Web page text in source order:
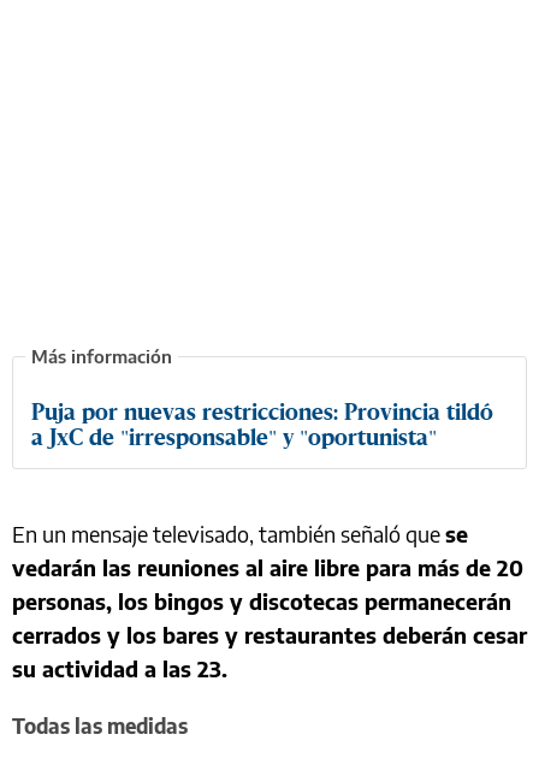
Puja por nuevas restricciones: Provincia tildó
a JxC de "irresponsable" y "oportunista"
En un mensaje televisado, también señaló quese
vedarán las reuniones al aire libre para más de 20
personas, los bingos y discotecas permanecerán
cerrados y los bares y restaurantes deberán cesar
su actividad a las 23.
Todas las medidas